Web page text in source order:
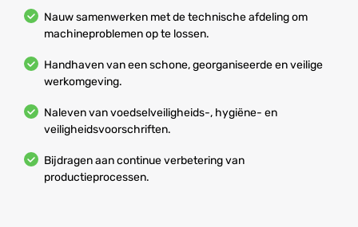
Nauw samenwerken met de technische afdeling om
machineproblemen op te lossen.
Handhaven van een schone, georganiseerde en veilige
werkomgeving.
Naleven van voedselveiligheids-, hygiëne- en
veiligheidsvoorschriften.
Bijdragen aan continue verbetering van
productieprocessen.